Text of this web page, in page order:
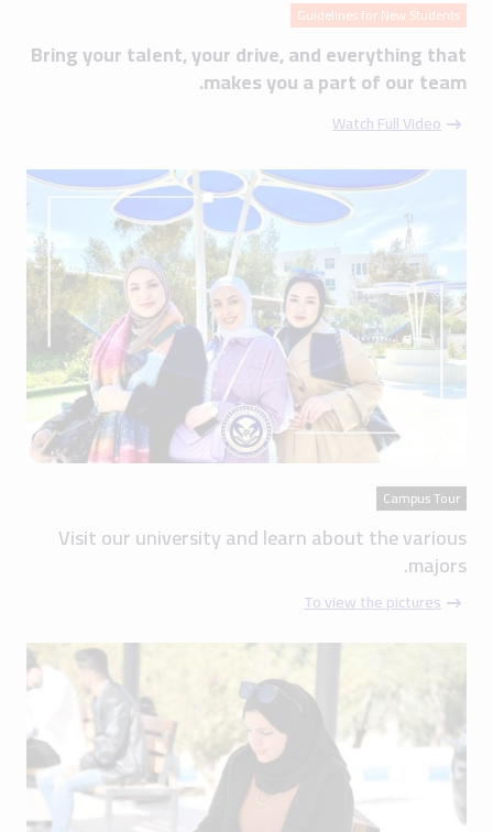
Guidelines for New Students
Bring your talent, your drive, and everything that
makes you a part of our team.
Watch Full Video
Campus Tour
Visit our university and learn about the various
majors.
To view the pictures